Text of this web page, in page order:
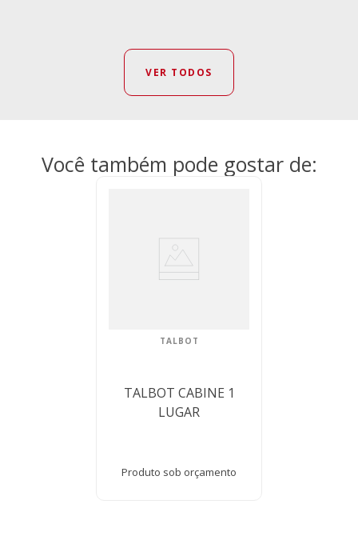
VER TODOS
Você também pode gostar de:
TALBOT
TALBOT CABINE 1
LUGAR
Produto sob orçamento